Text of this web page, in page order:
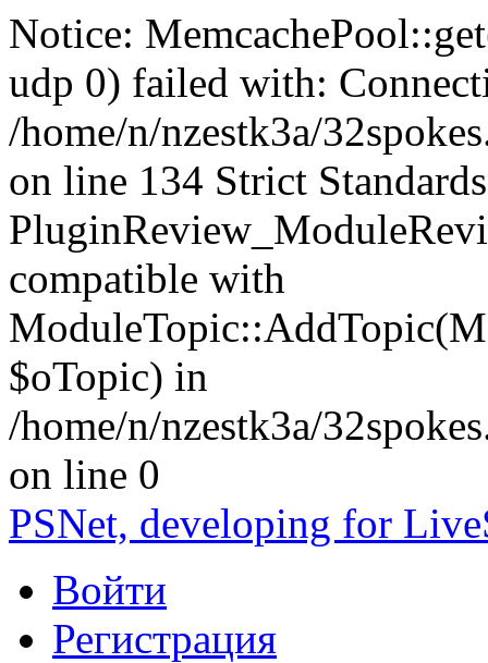
Notice:
udp 0) failed with:
/home/n/nzestk3a/
on line 134 Strict
compatible with
$oTopic) in
/home/n/nzestk3a/
on line 0
PSNet, developing for
Войти
Регистрация